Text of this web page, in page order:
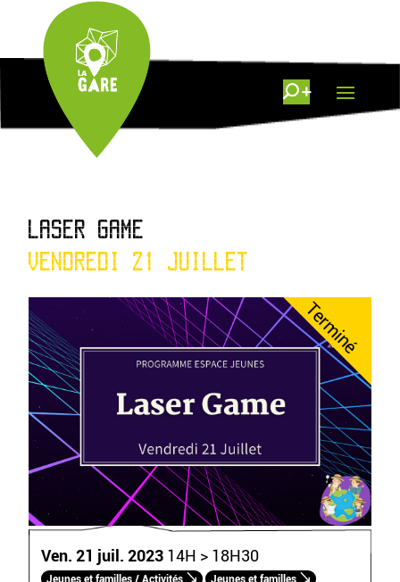
LASER GAME
VENDREDI 21 JUILLET
Terminé
Ven. 21 juil. 2023 14H > 18H30
Jeunes et familles / Activités Jeunes et familles